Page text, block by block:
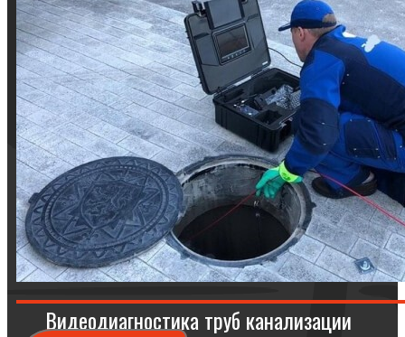
Видеодиагностика труб канализации